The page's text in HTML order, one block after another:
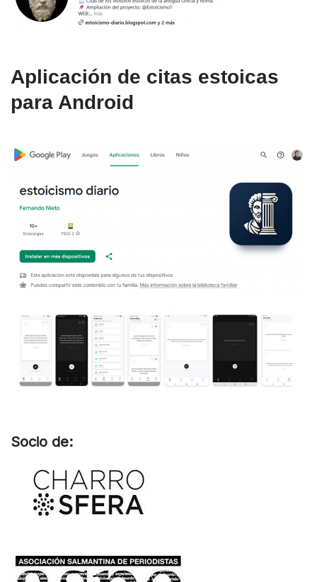
Aplicación de citas estoicas
para Android
Socio de: